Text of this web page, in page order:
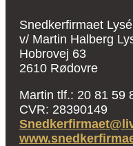
Snedkerfirmaet
v/ Martin Halberg
Hobrovej 63
2610 Rødovre
Martin tlf.: 20 81 59
CVR: 28390149